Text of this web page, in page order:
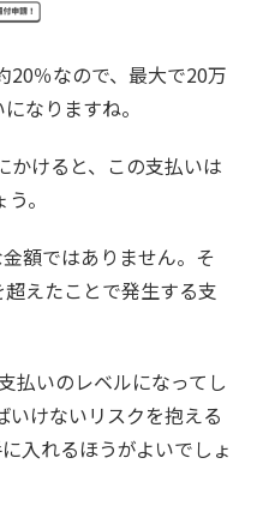
20％なので、最大で20万
なりますね。
かけると、この支払いは
。
額ではありません。そ
えたことで発生する支
払いのレベルになってし
いけないリスクを抱える
入れるほうがよいでしょ